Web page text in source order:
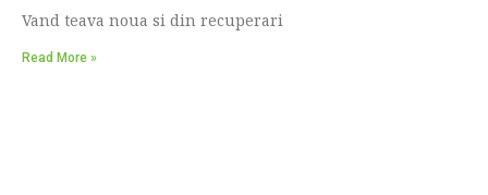
Vand teava noua si din recuperari
Read More »